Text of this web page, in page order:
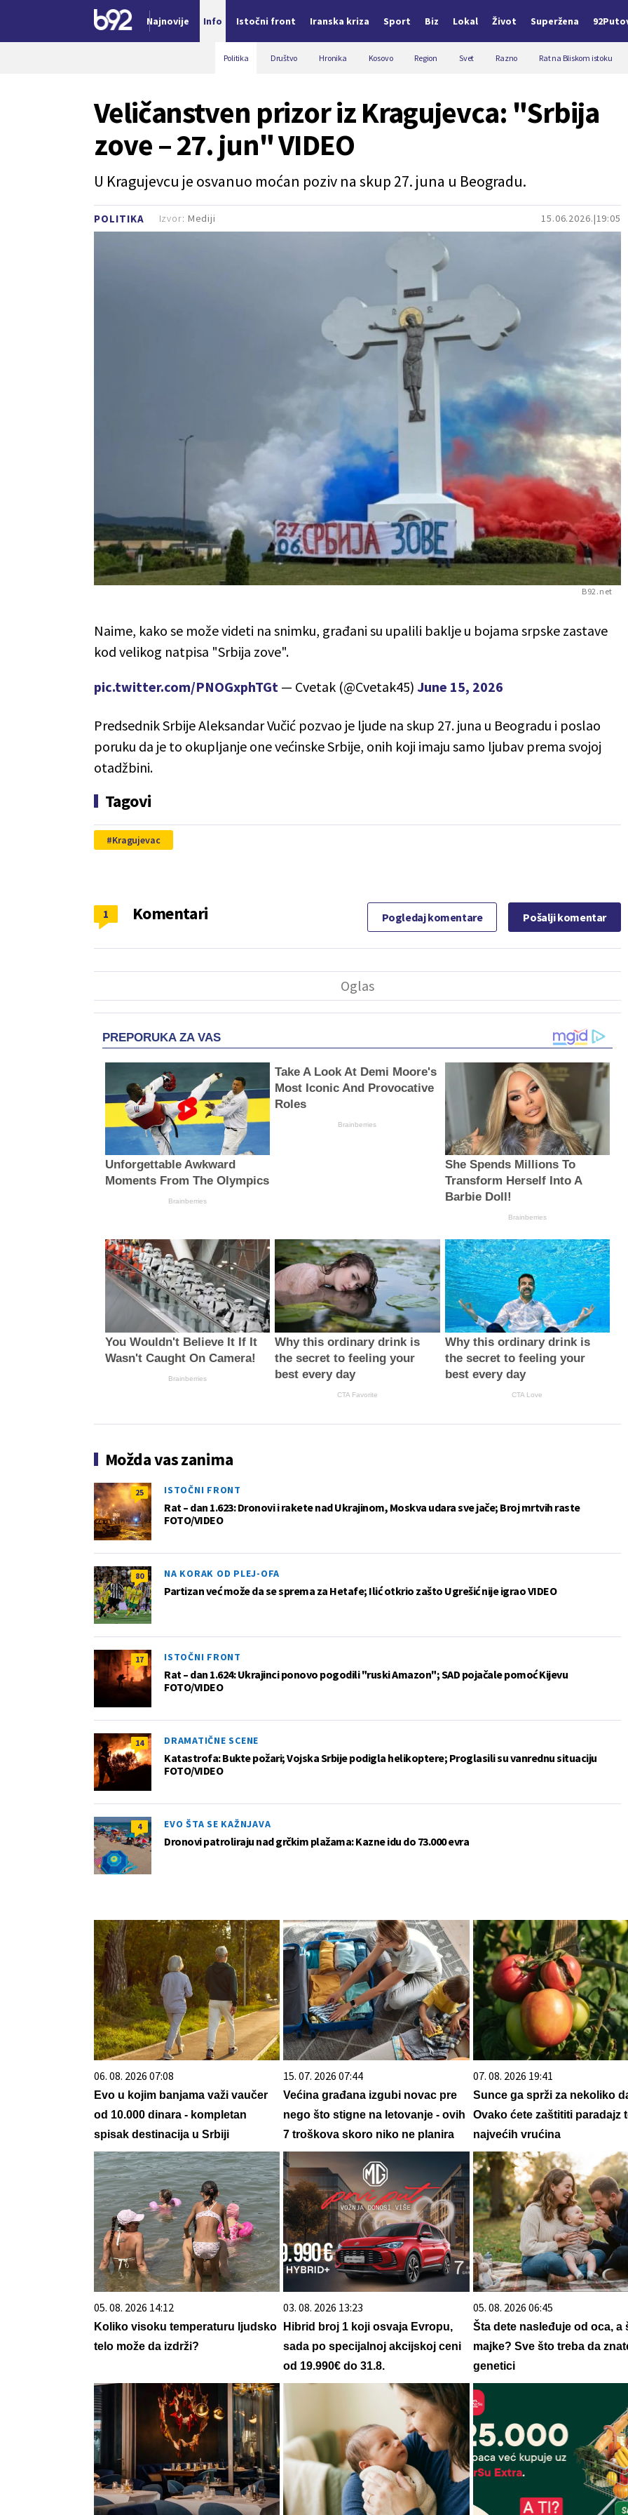
Najnovije Info Istočni front Iranska kriza Sport Biz Lokal Život Superžena
Politika Društvo Hronika Kosovo Region Svet Razno Rat na Bliskom istoku
POLITIKA 15.06.2026. 19:05
Veličanstven prizor iz Kragujevca: "Srbija
zove – 27. jun" VIDEO
U Kragujevcu je osvanuo moćan poziv na skup 27. juna u Beogradu.
Izvor: Mediji
B92.net
Naime, kako se može videti na snimku, građani su upalili baklje u bojama srpske zastave
kod velikog natpisa "Srbija zove".
pic.twitter.com/PNOGxphTGt — Cvetak (@Cvetak45) June 15, 2026
Predsednik Srbije Aleksandar Vučić pozvao je ljude na skup 27. juna u Beogradu i poslao
poruku da je to okupljanje one većinske Srbije, onih koji imaju samo ljubav prema svojoj
otadžbini.
Tagovi
Kragujevac
Komentari
1 Pogledaj komentare Pošalji komentar
PREPORUKA ZA VAS
Unforgettable Awkward
Moments From The Olympics
Brainberries
Take A Look At Demi Moore's
Most Iconic And Provocative
Roles
Brainberries
She Spends Millions To
Transform Herself Into A
Barbie Doll!
Brainberries
You Wouldn't Believe It If It
Wasn't Caught On Camera!
Brainberries
Why this ordinary drink is
the secret to feeling your
best every day
CTA Favorite
Why this ordinary drink is
the secret to feeling your
best every day
CTA Love
Možda vas zanima
25 ISTOČNI FRONT
Rat – dan 1.623: Dronovi i rakete nad Ukrajinom, Moskva udara sve jače; Broj mrtvih raste
FOTO/VIDEO
80 NA KORAK OD PLEJ-OFA
Partizan već može da se sprema za Hetafe; Ilić otkrio zašto Ugrešić nije igrao VIDEO
17 ISTOČNI FRONT
Rat – dan 1.624: Ukrajinci ponovo pogodili "ruski Amazon"; SAD pojačale pomoć Kijevu
FOTO/VIDEO
14 DRAMATIČNE SCENE
Katastrofa: Bukte požari; Vojska Srbije podigla helikoptere; Proglasili su vanrednu situaciju
FOTO/VIDEO
4 EVO ŠTA SE KAŽNJAVA
Dronovi patroliraju nad grčkim plažama: Kazne idu do 73.000 evra
06. 08. 2026 07:08
Evo u kojim banjama važi vaučer
od 10.000 dinara - kompletan
spisak destinacija u Srbiji
15. 07. 2026 07:44
Većina građana izgubi novac pre
nego što stigne na letovanje - ovih
7 troškova skoro niko ne planira
07. 08. 2026 19:41
Sunce ga sprži za nekoliko
Ovako ćete zaštititi paradajz
najvećih vrućina
05. 08. 2026 14:12
Koliko visoku temperaturu ljudsko
telo može da izdrži?
03. 08. 2026 13:23
Hibrid broj 1 koji osvaja Evropu,
sada po specijalnoj akcijskoj ceni
od 19.990€ do 31.8.
05. 08. 2026 06:45
Šta dete nasleđuje od oca, a
majke? Sve što treba da
genetici